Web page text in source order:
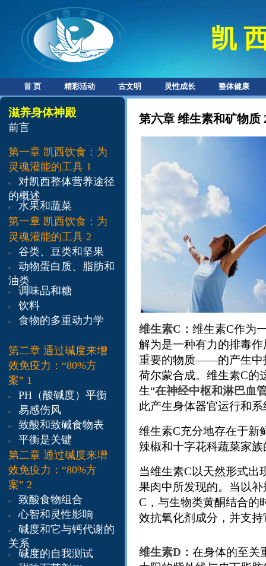
凯
首 页 精彩活动 古文明 灵性成长 整体健康
滋养身体神殿
前言
第一章 凯西饮食：为
灵魂灌能的工具 1
对凯西整体营养途径
的概述
水果和蔬菜
​第一章 凯西饮食：为
灵魂灌能的工具 2
谷类、豆类和坚果
动物蛋白质、脂肪和
油类
调味品和糖
饮料
食物的多重动力学
第二章 通过碱度来增
效免疫力：“80%方
案” 1
PH（酸碱度）平衡
易感伤风
致酸和致碱食物表
平衡是关键
第二章 通过碱度来增
效免疫力：“80%方
案” 2
致酸食物组合
心智和灵性影响
碱度和它与钙代谢的
关系
碱度的自我测试
第六章 维生素和矿物质
维生素C： 维生素C作为
解为是一种有力的排毒
重要的物质——的产生中
荷尔蒙合成。维生素C的
生“在神经中枢和淋巴血
此产生身体器官运行和
维生素C充分地存在于新
辣椒和十字花科蔬菜家
当维生素C以天然形式出
果肉中所发现的。当以
C，与生物类黄酮结合的
效抗氧化剂成分，并支
维生素D： 在身体的至关